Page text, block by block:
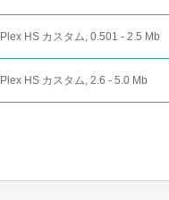
HS カスタム, 0.501 - 2.5 Mb
HS カスタム, 2.6 - 5.0 Mb